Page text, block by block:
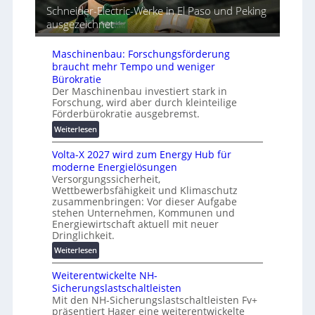
m
a
t
s
i
e
r
u
n
g
s
l
ö
s
u
n
g
e
n
r
e
i
e
G
e
r
ä
t
e
s
c
h
u
t
z
u
n
d
d
i
g
i
t
a
l
e
T
Schneider-Electric-Werke in El Paso und Peking
ausgezeichnet
Maschinenbau: Forschungsförderung
braucht mehr Tempo und weniger
Bürokratie
Der Maschinenbau investiert stark in
Forschung, wird aber durch kleinteilige
Förderbürokratie ausgebremst.
Weiterlesen:
M
a
s
c
h
i
n
e
n
b
u
:
F
Volta-X 2027 wird zum Energy Hub für
moderne Energielösungen
Versorgungssicherheit,
Wettbewerbsfähigkeit und Klimaschutz
zusammenbringen: Vor dieser Aufgabe
stehen Unternehmen, Kommunen und
Energiewirtschaft aktuell mit neuer
Dringlichkeit.
Weiterlesen:
V
o
l
t
a
Weiterentwickelte NH-
Sicherungslastschaltleisten
Mit den NH-Sicherungslastschaltleisten Fv+
präsentiert Hager eine weiterentwickelte